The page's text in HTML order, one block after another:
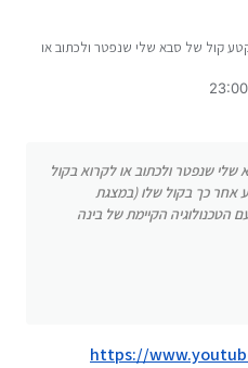
קול של סבא שלי שנפטר ולכתוב או
לזכרו וכד')האם זה אפשרי עם
מלאכותית ?
שנפטר ולכתוב או לקרוא בקול
אחר כך בקול שלו (במצגת
הטכנולוגיה הקיימת של בינה
https://